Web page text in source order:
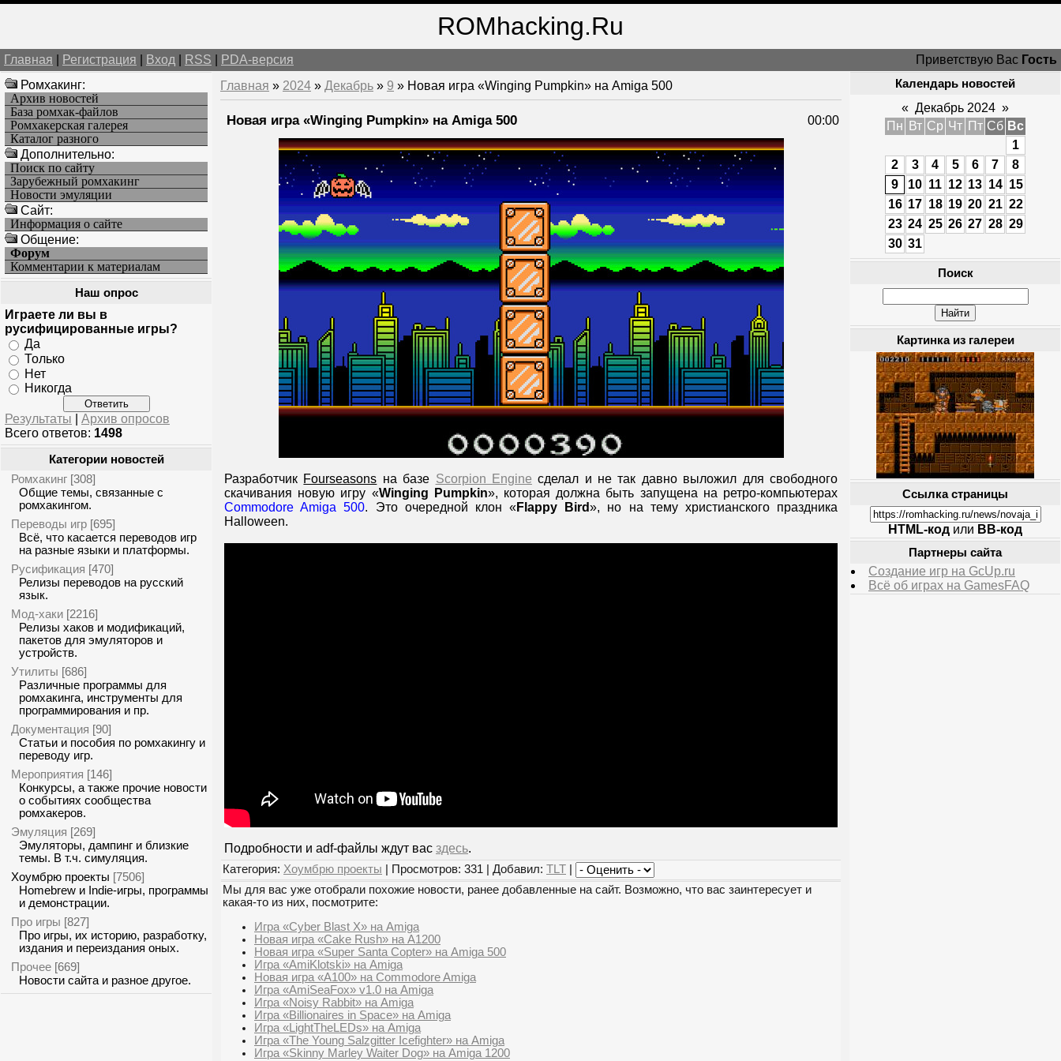
ROMhacking.Ru
Главная Регистрация Вход RSS PDA-версия Приветствую Вас Гость
Ромхакинг:
Архив новостей
База ромхак-файлов
Ромхакерская галерея
Каталог разного
Дополнительно:
Поиск по сайту
Зарубежный ромхакинг
Новости эмуляции
Cайт:
Информация о сайте
Общение:
Форум
Комментарии к материалам
Наш опрос
Играете ли вы в
русифицированные игры?
Да
Только
Нет
Никогда
Результаты
Архив опросов
Всего ответов: 1498
Категории новостей
Ромхакинг [308]
Общие темы, связанные с
ромхакингом.
Переводы игр [695]
Всё, что касается переводов игр
на разные языки и платформы.
Русификация [470]
Релизы переводов на русский
язык.
Мод-хаки [2216]
Релизы хаков и модификаций,
пакетов для эмуляторов и
устройств.
Утилиты [686]
Различные программы для
ромхакинга, инструменты для
программирования и пр.
Документация [90]
Статьи и пособия по ромхакингу и
переводу игр.
Мероприятия [146]
Конкурсы, а также прочие новости
о событиях сообщества
ромхакеров.
Эмуляция [269]
Эмуляторы, дампинг и близкие
темы. В т.ч. симуляция.
Хоумбрю проекты [7506]
Homebrew и Indie-игры, программы
и демонстрации.
Про игры [827]
Про игры, их историю, разработку,
издания и переиздания оных.
Прочее [669]
Новости сайта и разное другое.
Главная » 2024 » Декабрь » 9 » Новая игра «Winging Pumpkin» на Amiga 500
Новая игра «Winging Pumpkin» на Amiga 500 00:00
Разработчик Fourseasons на базе Scorpion Engine сделал и не так давно выложил для свободного
скачивания новую игру «Winging Pumpkin», которая должна быть запущена на ретро-компьютерах
Commodore Amiga 500. Это очередной клон «Flappy Bird», но на тему христианского праздника
Halloween.
Подробности и adf-файлы ждут вас здесь.
Категория: Хоумбрю проекты | Просмотров: 331 | Добавил: TLT
Мы для вас уже отобрали похожие новости, ранее добавленные на сайт. Возможно, что вас заинтересует и
какая-то из них, посмотрите:
Игра «Cyber Blast X» на Amiga
Новая игра «Cake Rush» на A1200
Новая игра «Super Santa Copter» на Amiga 500
Игра «AmiKlotski» на Amiga
Новая игра «A100» на Commodore Amiga
Игра «AmiSeaFox» v1.0 на Amiga
Игра «Noisy Rabbit» на Amiga
Игра «Billionaires in Space» на Amiga
Игра «LightTheLEDs» на Amiga
Игра «The Young Salzgitter Icefighter» на Amiga
Игра «Skinny Marley Waiter Dog» на Amiga 1200
Календарь новостей
« Декабрь 2024 »
Пн
Вт Ср Чт Пт Сб Вс
1
2
3 4 5 6 7
8
9
10 11 12 13 14 15
16 17 18 19 20 21 22
23 24 25 26 27 28 29
30 31
Поиск
Картинка из галереи
Ссылка страницы
HTML-код или BB-код
Партнеры сайта
Создание игр на GcUp.ru
Всё об играх на GamesFAQ